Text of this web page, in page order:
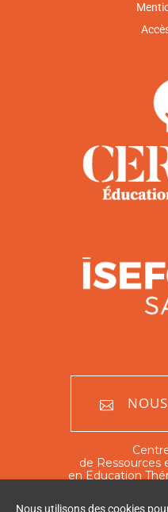
de Ressources
en Education
Nous utilisons des cookies